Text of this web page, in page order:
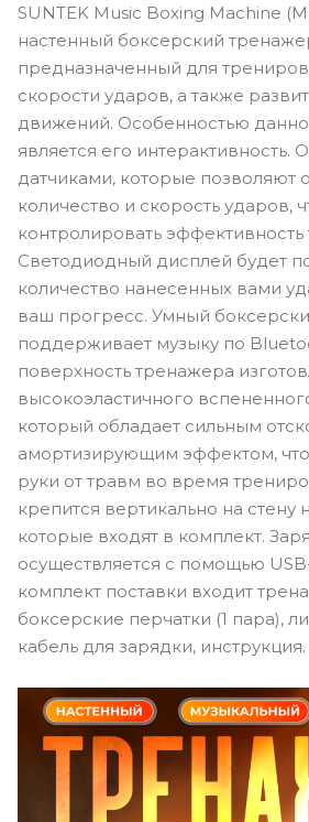
SUNTEK Music Boxing Machine
настенный боксерский
предназначенный для
скорости ударов, а также
движений. Особенностью
является его интерактивность.
датчиками, которые позволяют
количество и скорость ударов,
контролировать
Светодиодный дисплей будет
количество нанесенных вами
ваш прогресс. Умный
поддерживает музыку по
поверхность тренажера
высокоэластичного
который обладает сильным
амортизирующим эффектом,
руки от травм во время
крепится вертикально на стену
которые входят в комплект.
осуществляется с помощью
комплект поставки входит
боксерские перчатки (1 пара),
кабель для зарядки, инструкция.